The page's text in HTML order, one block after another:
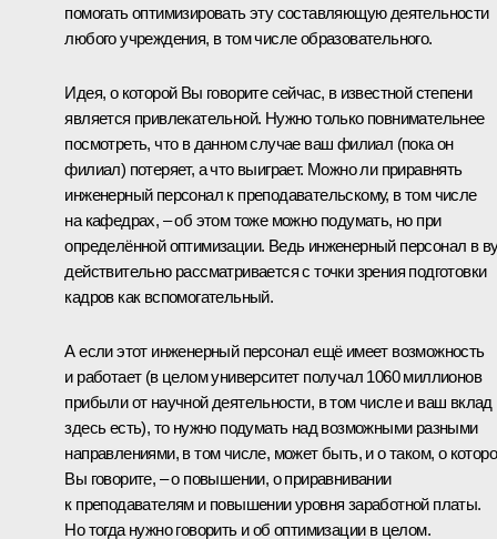
помогать оптимизировать эту составляющую деятельности
любого учреждения, в том числе образовательного.
Идея, о которой Вы говорите сейчас, в известной степени
является привлекательной. Нужно только повнимательнее
посмотреть, что в данном случае ваш филиал (пока он
филиал) потеряет, а что выиграет. Можно ли приравнять
инженерный персонал к преподавательскому, в том числе
на кафедрах, – об этом тоже можно подумать, но при
определённой оптимизации. Ведь инженерный персонал в
действительно рассматривается с точки зрения подготовки
кадров как вспомогательный.
А если этот инженерный персонал ещё имеет возможность
и работает (в целом университет получал 1060 миллионов
прибыли от научной деятельности, в том числе и ваш вклад
здесь есть), то нужно подумать над возможными разными
направлениями, в том числе, может быть, и о таком, о
Вы говорите, – о повышении, о приравнивании
к преподавателям и повышении уровня заработной платы.
Но тогда нужно говорить и об оптимизации в целом.